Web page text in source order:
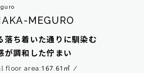
MEGURO
落ち着いた通りに馴染む
が調和した佇まい
floor area:167.61㎡